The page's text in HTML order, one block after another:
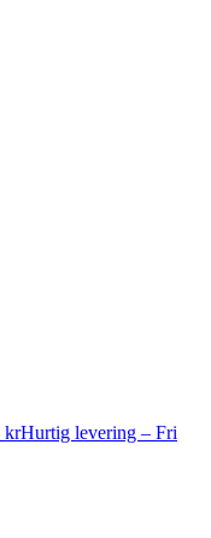
Hurtig levering – Fri